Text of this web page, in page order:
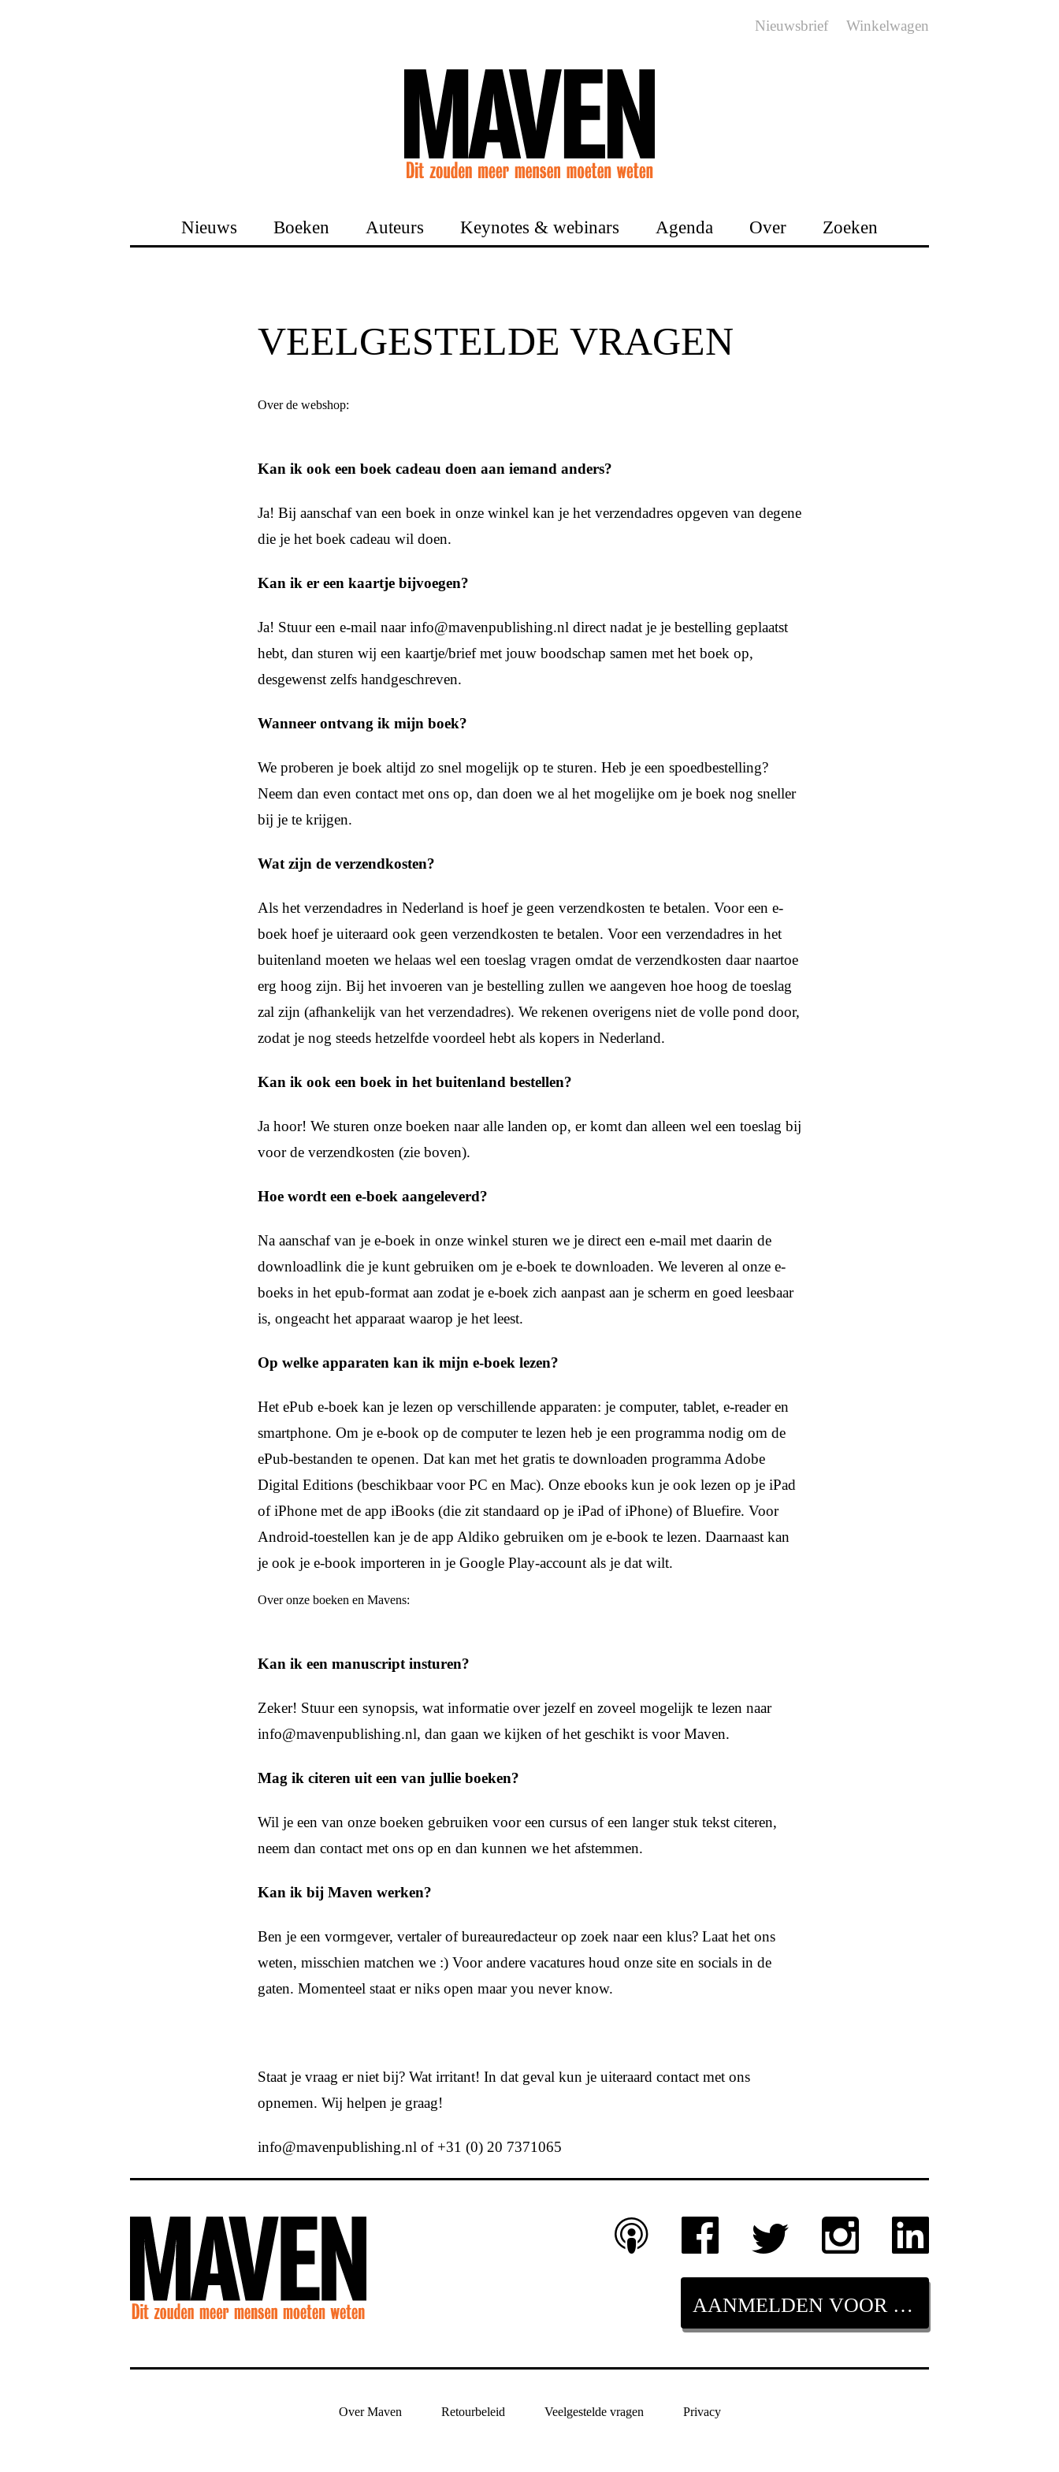
Nieuwsbrief Winkelwagen
Nieuws Boeken Auteurs Keynotes & webinars Agenda Over Zoeken
VEELGESTELDE VRAGEN
Over de webshop:
Kan ik ook een boek cadeau doen aan iemand anders?
Ja! Bij aanschaf van een boek in onze winkel kan je het verzendadres opgeven van degene
die je het boek cadeau wil doen.
Kan ik er een kaartje bijvoegen?
Ja! Stuur een e-mail naar info@mavenpublishing.nl direct nadat je je bestelling geplaatst
hebt, dan sturen wij een kaartje/brief met jouw boodschap samen met het boek op,
desgewenst zelfs handgeschreven.
Wanneer ontvang ik mijn boek?
We proberen je boek altijd zo snel mogelijk op te sturen. Heb je een spoedbestelling?
Neem dan even contact met ons op, dan doen we al het mogelijke om je boek nog sneller
bij je te krijgen.
Wat zijn de verzendkosten?
Als het verzendadres in Nederland is hoef je geen verzendkosten te betalen. Voor een e-
boek hoef je uiteraard ook geen verzendkosten te betalen. Voor een verzendadres in het
buitenland moeten we helaas wel een toeslag vragen omdat de verzendkosten daar naartoe
erg hoog zijn. Bij het invoeren van je bestelling zullen we aangeven hoe hoog de toeslag
zal zijn (afhankelijk van het verzendadres). We rekenen overigens niet de volle pond door,
zodat je nog steeds hetzelfde voordeel hebt als kopers in Nederland.
Kan ik ook een boek in het buitenland bestellen?
Ja hoor! We sturen onze boeken naar alle landen op, er komt dan alleen wel een toeslag bij
voor de verzendkosten (zie boven).
Hoe wordt een e-boek aangeleverd?
Na aanschaf van je e-boek in onze winkel sturen we je direct een e-mail met daarin de
downloadlink die je kunt gebruiken om je e-boek te downloaden. We leveren al onze e-
boeks in het epub-format aan zodat je e-boek zich aanpast aan je scherm en goed leesbaar
is, ongeacht het apparaat waarop je het leest.
Op welke apparaten kan ik mijn e-boek lezen?
Het ePub e-boek kan je lezen op verschillende apparaten: je computer, tablet, e-reader en
smartphone. Om je e-book op de computer te lezen heb je een programma nodig om de
ePub-bestanden te openen. Dat kan met het gratis te downloaden programma Adobe
Digital Editions (beschikbaar voor PC en Mac). Onze ebooks kun je ook lezen op je iPad
of iPhone met de app iBooks (die zit standaard op je iPad of iPhone) of Bluefire. Voor
Android-toestellen kan je de app Aldiko gebruiken om je e-book te lezen. Daarnaast kan
je ook je e-book importeren in je Google Play-account als je dat wilt.
Over onze boeken en Mavens:
Kan ik een manuscript insturen?
Zeker! Stuur een synopsis, wat informatie over jezelf en zoveel mogelijk te lezen naar
info@mavenpublishing.nl, dan gaan we kijken of het geschikt is voor Maven.
Mag ik citeren uit een van jullie boeken?
Wil je een van onze boeken gebruiken voor een cursus of een langer stuk tekst citeren,
neem dan contact met ons op en dan kunnen we het afstemmen.
Kan ik bij Maven werken?
Ben je een vormgever, vertaler of bureauredacteur op zoek naar een klus? Laat het ons
weten, misschien matchen we :) Voor andere vacatures houd onze site en socials in de
gaten. Momenteel staat er niks open maar you never know.
Staat je vraag er niet bij? Wat irritant! In dat geval kun je uiteraard contact met ons
opnemen. Wij helpen je graag!
info@mavenpublishing.nl of +31 (0) 20 7371065
AANMELDEN VOOR NIEUWSBRIEF
Over Maven Retourbeleid Veelgestelde vragen Privacy